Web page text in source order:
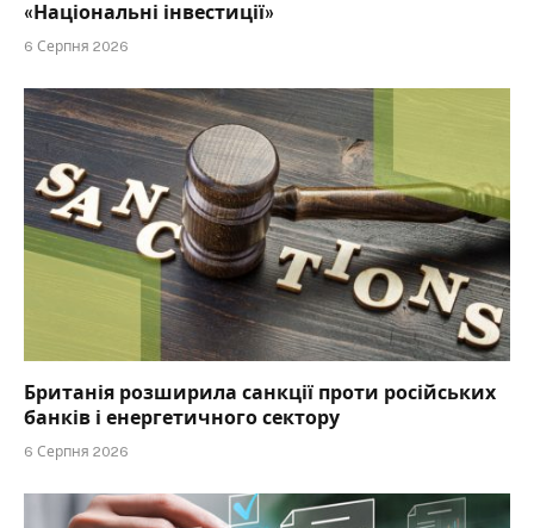
«Національні інвестиції»
6 Серпня 2026
Британія розширила санкції проти російських
банків і енергетичного сектору
6 Серпня 2026